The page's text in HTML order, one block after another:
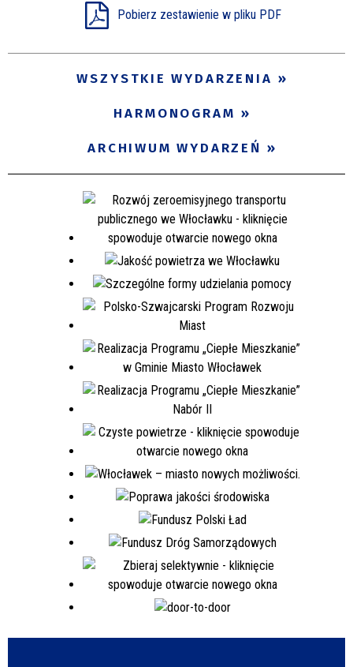
Pobierz zestawienie w pliku PDF
WSZYSTKIE WYDARZENIA
HARMONOGRAM
ARCHIWUM WYDARZEŃ